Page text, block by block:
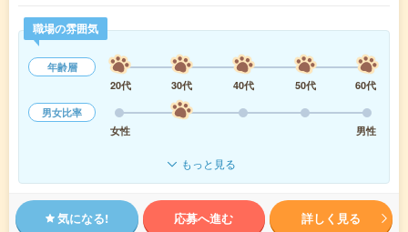
職場の雰囲気
年齢層
20代
30代 40代 50代
60代
男女比率
女性
男性
もっと見る
気になる! 応募へ進む 詳しく見る